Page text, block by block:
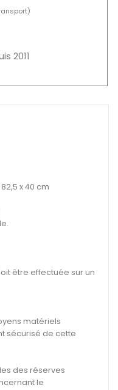
2011
x 40 cm
être effectuée sur un
matériels
sécurisé de cette
des réserves
le